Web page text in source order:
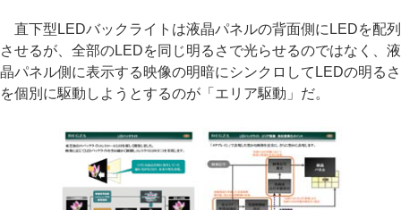
直下型LEDバックライトは液晶パネルの背面側にLEDを配列
させるが、全部のLEDを同じ明るさで光らせるのではなく、液
晶パネル側に表示する映像の明暗にシンクロしてLEDの明るさ
を個別に駆動しようとするのが「エリア駆動」だ。